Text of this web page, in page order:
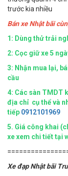
trước kia nhiều
Bán xe Nhật bãi
1: Dùng thử trải
2: Cọc giữ xe 5
3: Nhận mua lại,
cầu
4: Các sàn TMDT
địa chỉ cụ thể và
tiếp 0912101969
5. Giá công khai
xe xem chi tiết tại
Xe đạp Nhật bãi